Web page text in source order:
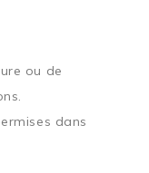
ou de
dans